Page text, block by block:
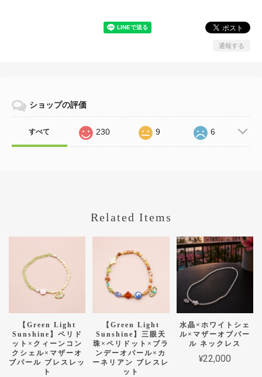
通報する
ショップの評価
すべて 230 9 6
Related Items
【Green Light
Sunshine】ペリド
ット×クィーンコン
クシェル×マザーオ
ブパール ブレスレッ
ト
【Green Light
Sunshine】三眼天
珠×ペリドット×ブラ
ンデーオパール×カ
ーネリアン ブレスレ
ット
水晶×ホワイトシェ
ル×マザーオブパー
ル ネックレス
¥22,000